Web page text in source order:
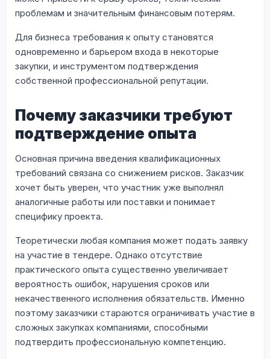
проблемам и значительным финансовым потерям.
Для бизнеса требования к опыту становятся
одновременно и барьером входа в некоторые
закупки, и инструментом подтверждения
собственной профессиональной репутации.
Почему заказчики требуют
подтверждение опыта
Основная причина введения квалификационных
требований связана со снижением рисков. Заказчик
хочет быть уверен, что участник уже выполнял
аналогичные работы или поставки и понимает
специфику проекта.
Теоретически любая компания может подать заявку
на участие в тендере. Однако отсутствие
практического опыта существенно увеличивает
вероятность ошибок, нарушения сроков или
некачественного исполнения обязательств. Именно
поэтому заказчики стараются ограничивать участие в
сложных закупках компаниями, способными
подтвердить профессиональную компетенцию.